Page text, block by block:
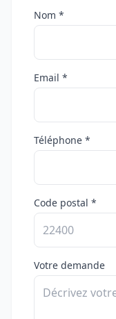
Nom *
Email *
Téléphone *
Code postal *
Votre demande